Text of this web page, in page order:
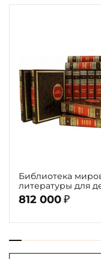
Библиотека
литературы для
томах 58 книг)
812 000 ₽